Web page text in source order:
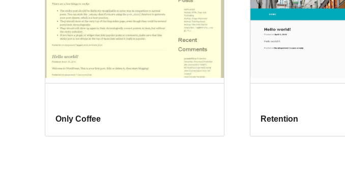
Only Coffee Retention